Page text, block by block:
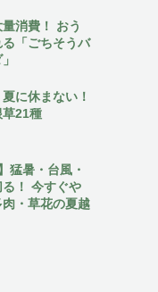
消費！ おう
「ごちそうバ
に休まない！
草21種
猛暑・台風・
！ 今すぐや
・草花の夏越